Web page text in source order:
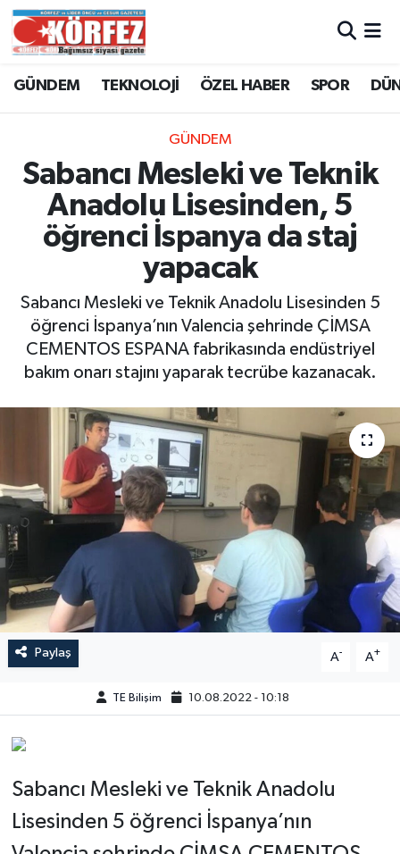
GÜNDEM TEKNOLOJİ ÖZEL HABER SPOR
GÜNDEM
Sabancı Mesleki ve Teknik
Anadolu Lisesinden, 5
öğrenci İspanya da staj
yapacak
Sabancı Mesleki ve Teknik Anadolu Lisesinden 5
öğrenci İspanya’nın Valencia şehrinde ÇİMSA
CEMENTOS ESPANA fabrikasında endüstriyel
bakım onarı stajını yaparak tecrübe kazanacak.
Paylaş A- A+
TE Bilişim 10.08.2022 - 10:18
Sabancı Mesleki ve Teknik Anadolu
Lisesinden 5 öğrenci İspanya’nın
Trafik Durumu
Süper Lig Puan Durumu ve Fikstür
Tüm Manşetler
Son Dakika Haberleri
Haber Arşivi